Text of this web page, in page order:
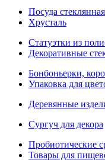
Посуда стеклянная
Хрусталь
Статуэтки из
Декоративные
Бонбоньерки,
Упаковка для
Деревянные
Сургуч для декора
Пробиотические
Товары для